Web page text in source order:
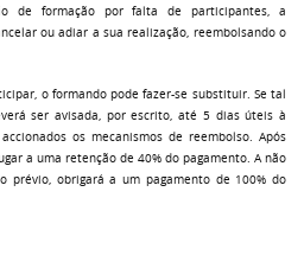
de formação por falta de participantes, a
ou adiar a sua realização, reembolsando o
o formando pode fazer-se substituir. Se tal
ser avisada, por escrito, até 5 dias úteis à
os mecanismos de reembolso. Após
a uma retenção de 40% do pagamento. A não
prévio, obrigará a um pagamento de 100% do